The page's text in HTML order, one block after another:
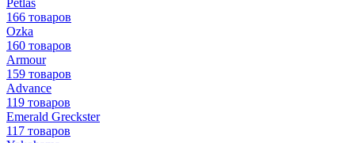
Petlas
166 товаров
Ozka
160 товаров
Armour
159 товаров
Advance
119 товаров
Emerald Greckster
117 товаров